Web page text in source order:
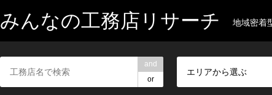
みんなの工務店リサーチ 地域密着
and
or
エリアから選ぶ